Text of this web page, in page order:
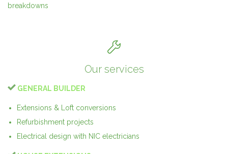
breakdowns

Our services
 GENERAL BUILDER
Extensions & Loft conversions
Refurbishment projects
Electrical design with NIC electricians